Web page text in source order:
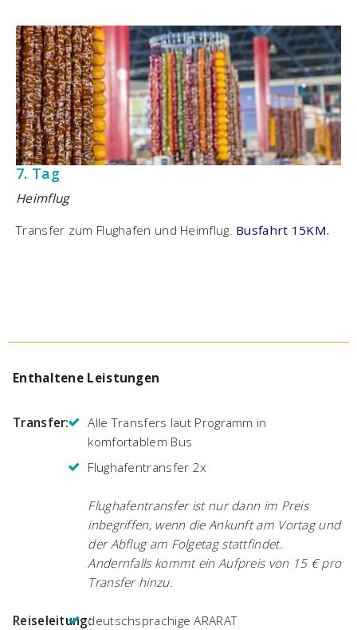
7. Tag
Heimflug
Transfer zum Flughafen und Heimflug. Busfahrt 15KM.
Enthaltene Leistungen
Transfer:
Alle Transfers laut Programm in
komfortablem Bus
Flughafentransfer 2x
Flughafentransfer ist nur dann im Preis
inbegriffen, wenn die Ankunft am Vortag und
der Abflug am Folgetag stattfindet.
Andernfalls kommt ein Aufpreis von 15 € pro
Transfer hinzu.
Reiseleitung:deutschsprachige ARARAT